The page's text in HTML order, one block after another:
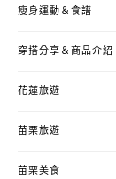
瘦身運動＆食譜
穿搭分享＆商品介紹
花蓮旅遊
苗栗旅遊
苗栗美食